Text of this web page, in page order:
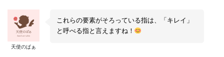
天使のぱぁ
これらの要素がそろっている指は、「キレイ」
と呼べる指と言えますね！